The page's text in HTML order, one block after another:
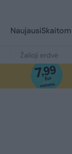
Naujausi
Žalioji erdvė